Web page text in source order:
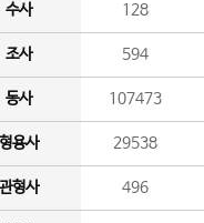
수사 128
조사 594
동사 107473
용사 29538
형사 496